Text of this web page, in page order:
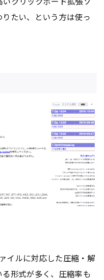
たい、という方は使っ
イルに対応した圧縮・解
形式が多く、圧縮率も